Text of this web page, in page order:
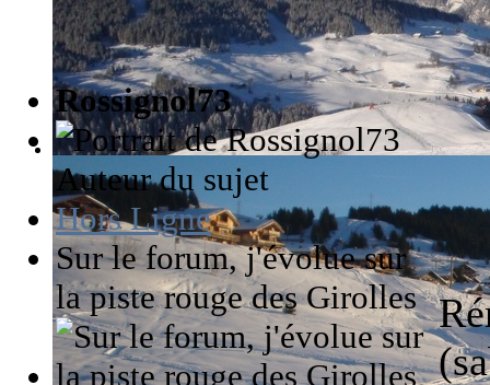
Rossignol73
Auteur du sujet
Hors Ligne
Sur le forum, j'évolue sur
la piste rouge des Girolles